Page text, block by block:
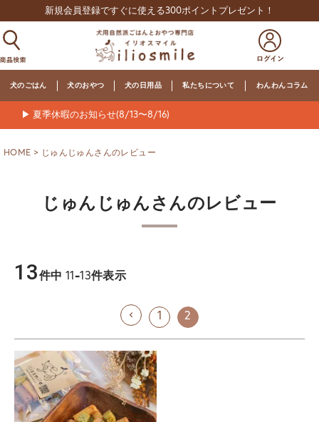
新規会員登録ですぐに使える300ポイントプレゼント！
犬のごはん 犬のおやつ 犬の日用品 私たちについて わんわんコラム
▶ 夏季休暇のお知らせ(8/13〜8/16)
HOME じゅんじゅんさんのレビュー
じゅんじゅんさんのレビュー
13件中 11 -13件表示
1 2